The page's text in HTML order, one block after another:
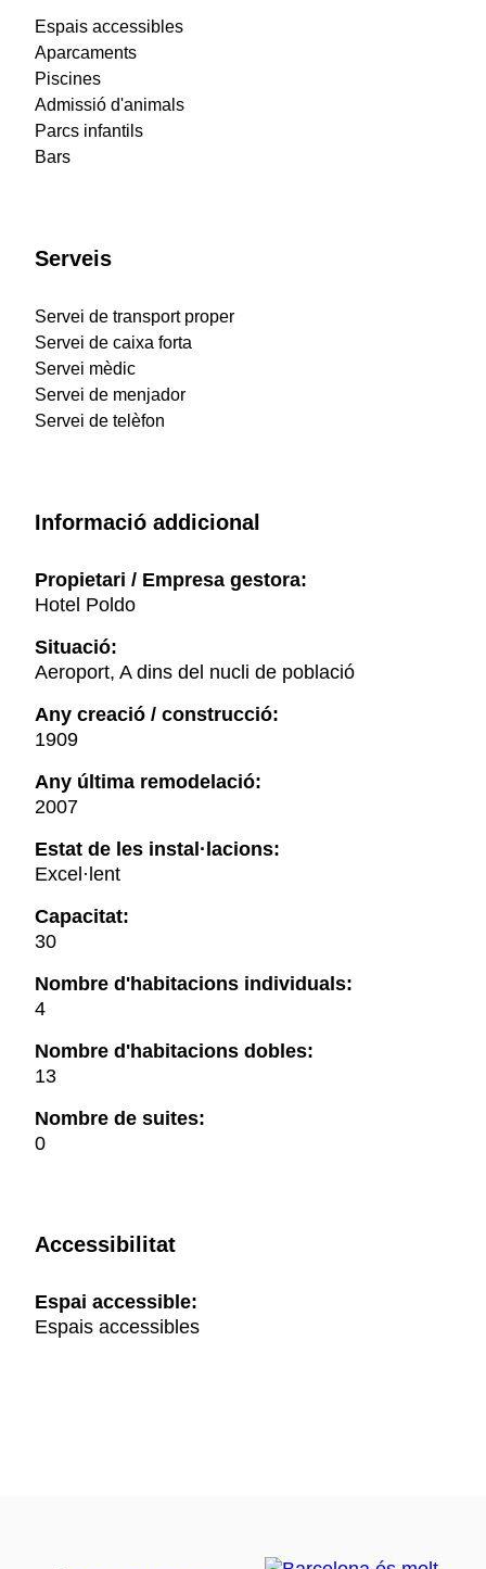
Espais accessibles
Aparcaments
Piscines
Admissió d'animals
Parcs infantils
Bars
Serveis
Servei de transport proper
Servei de caixa forta
Servei mèdic
Servei de menjador
Servei de telèfon
Informació addicional
Propietari / Empresa gestora:
Hotel Poldo
Situació:
Aeroport, A dins del nucli de població
Any creació / construcció:
1909
Any última remodelació:
2007
Estat de les instal·lacions:
Excel·lent
Capacitat:
30
Nombre d'habitacions individuals:
4
Nombre d'habitacions dobles:
13
Nombre de suites:
0
Accessibilitat
Espai accessible:
Espais accessibles